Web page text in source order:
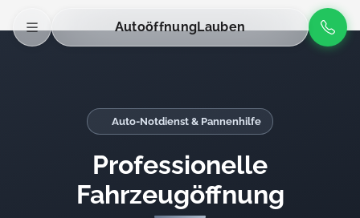
AutoöffnungLauben
Auto-Notdienst & Pannenhilfe
Professionelle
Fahrzeugöffnung